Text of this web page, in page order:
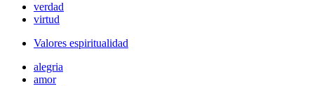
verdad
virtud
Valores espiritualidad
alegria
amor